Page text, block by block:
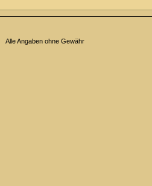
Alle Angaben ohne Gewähr